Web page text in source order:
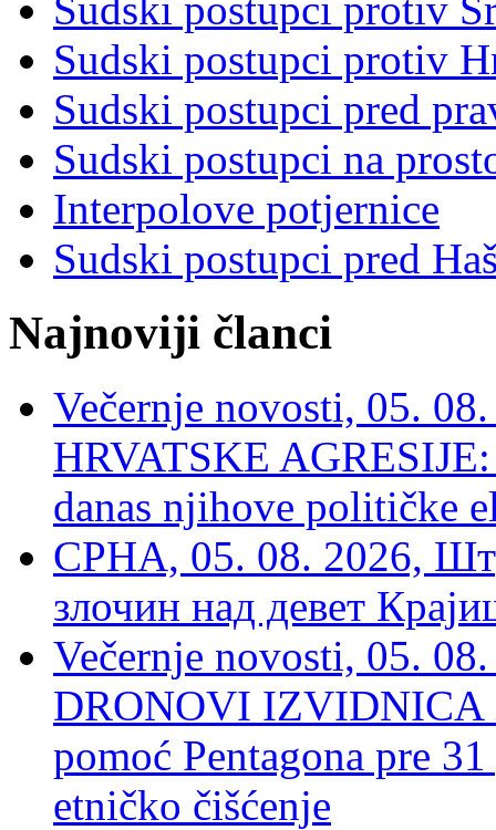
Sudski postupci protiv
Sudski postupci protiv
Sudski postupci pred
Sudski postupci na
Interpolove potjernice
Sudski postupci pred
Najnoviji članci
Večernje novosti, 05.
HRVATSKE
danas njihove političke
СРНА, 05. 08. 2026,
злочин над девет
Večernje novosti, 05.
DRONOVI IZVIDNICA
pomoć Pentagona pre
etničko čišćenje